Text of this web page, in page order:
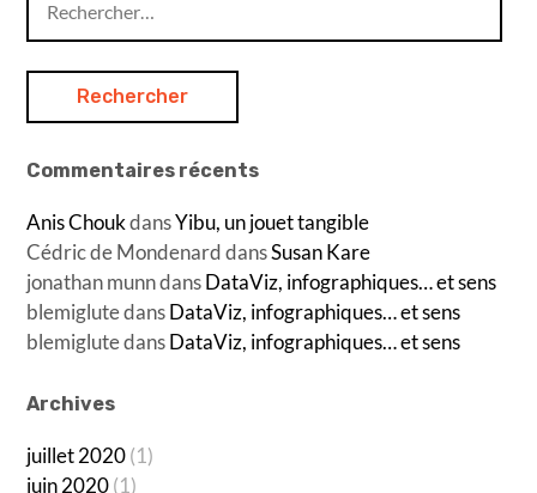
Commentaires récents
Anis ChoukdansYibu, un jouet tangible
Cédric de MondenarddansSusan Kare
jonathan munndansDataViz, infographiques… et sens
blemiglutedansDataViz, infographiques… et sens
blemiglutedansDataViz, infographiques… et sens
Archives
juillet 2020(1)
juin 2020(1)